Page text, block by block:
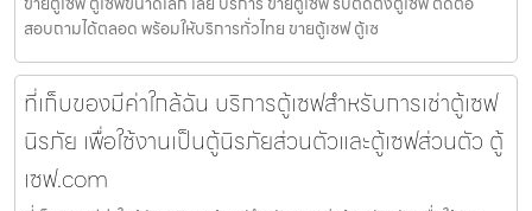
สอบถามได้ตลอด พร้อมให้บริการทั่วไทย ขายตู้เซฟ ตู้เซ
ที่เก็บของมีค่าใกล้ฉัน บริการตู้เซฟสำหรับการเช่าตู้เซฟ
นิรภัย เพื่อใช้งานเป็นตู้นิรภัยส่วนตัวและตู้เซฟส่วนตัว ตู้
เซฟ.com